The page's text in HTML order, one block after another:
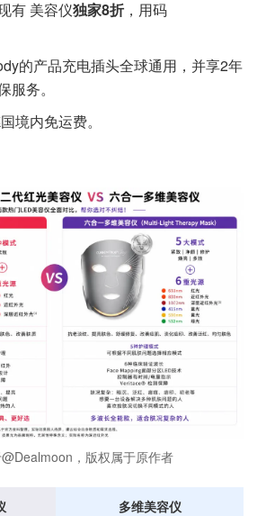
有 美容仪独家8折 ，用码
的产品充电插头全球通用，并享2年
服务。
境内免运费。
，版权属于原作者
多维美容仪